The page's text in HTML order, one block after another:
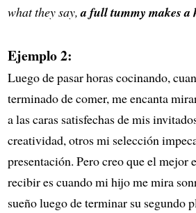
what they say,a full tummy makes a
Ejemplo 2:
Luego de pasar horas cocinando,
terminado de comer, me encanta
a las caras satisfechas de mis
creatividad, otros mi selección
presentación. Pero creo que el mejor
recibir es cuando mi hijo me mira
sueño luego de terminar su segundo